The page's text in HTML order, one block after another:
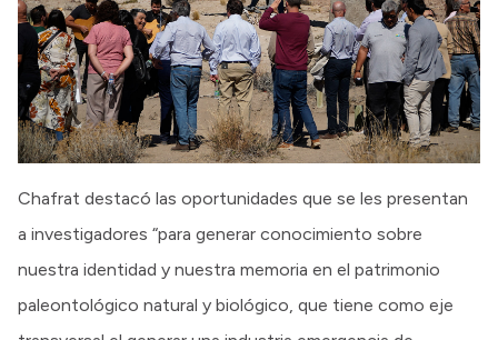
Chafrat destacó las oportunidades que se les presentan
a investigadores “para generar conocimiento sobre
nuestra identidad y nuestra memoria en el patrimonio
paleontológico natural y biológico, que tiene como eje